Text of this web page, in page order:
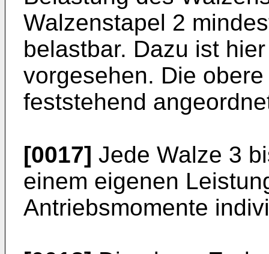
Walzenstapel 2
belastbar. Dazu ist
vorgesehen. Die
feststehend
[0017] Jede Walze 3
einem eigenen
Antriebsmomente